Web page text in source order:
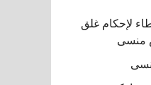
لإحكام غلق
منسى